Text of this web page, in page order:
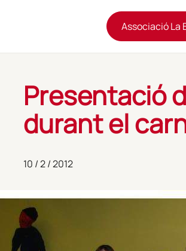
Associació La
Presentació
durant el
10 / 2 / 2012